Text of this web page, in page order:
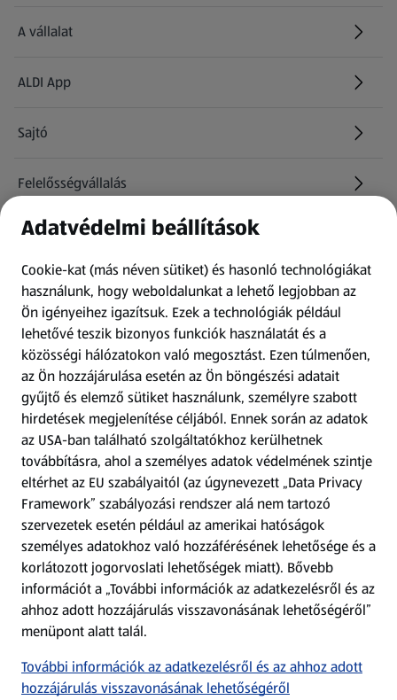
A vállalat
ALDI App
Sajtó
Felelősségvállalás
Információk
Kérdőív
Fizetési lehetőségek
ALDI utalványok
Árcsökkentés
Adattörlő alkalmazás
Szervizpont
(új oldalon nyílik meg)
Fedezz fel minket az interneten!
Töltsd le az ALDI Magyarország applikációt!
Adatvédelmi beállítások
Cookie-kat (más néven sütiket) és hasonló technológiákat
használunk, hogy weboldalunkat a lehető legjobban az
Ön igényeihez igazítsuk. Ezek a technológiák például
lehetővé teszik bizonyos funkciók használatát és a
közösségi hálózatokon való megosztást. Ezen túlmenően,
az Ön hozzájárulása esetén az Ön böngészési adatait
gyűjtő és elemző sütiket használunk, személyre szabott
hirdetések megjelenítése céljából. Ennek során az adatok
az USA-ban található szolgáltatókhoz kerülhetnek
továbbításra, ahol a személyes adatok védelmének szintje
eltérhet az EU szabályaitól (az úgynevezett „Data Privacy
Framework” szabályozási rendszer alá nem tartozó
szervezetek esetén például az amerikai hatóságok
személyes adatokhoz való hozzáférésének lehetősége és a
korlátozott jogorvoslati lehetőségek miatt). Bővebb
információt a „További információk az adatkezelésről és az
ahhoz adott hozzájárulás visszavonásának lehetőségéről”
menüpont alatt talál.
További információk az adatkezelésről és az ahhoz adott
hozzájárulás visszavonásának lehetőségéről